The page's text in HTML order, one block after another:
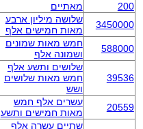
200
מאתיים
3450000
שלושה מיליון ארבע
מאות חמישים אלף
588000
חמש מאות שמונים
ושמונה אלף
39536
שלושים ותשע אלף
חמש מאות שלושים
ושש
20559
עשרים אלף חמש
מאות חמישים ותשע
שתיים עשרה אלף